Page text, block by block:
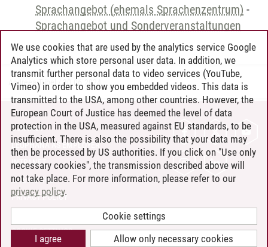
Sprachangebot (ehemals Sprachenzentrum) -
Sprachangebot und Sonderveranstaltungen
Andreea Tribel 30.06.2024
CONTACT
LEUPHANA AS EMPLOYER
INTRANET
SITE NOTICE
PRIVACY POLICY
COOKIE SETTINGS
We use cookies that are used by the analytics service Google
Analytics which store personal user data. In addition, we
transmit further personal data to video services (YouTube,
Vimeo) in order to show you embedded videos. This data is
transmitted to the USA, among other countries. However, the
European Court of Justice has deemed the level of data
protection in the USA, measured against EU standards, to be
insufficient. There is also the possibility that your data may
then be processed by US authorities. If you click on "Use only
necessary cookies", the transmission described above will
not take place. For more information, please refer to our
privacy policy.
Cookie settings
Allow only necessary cookies
I agree